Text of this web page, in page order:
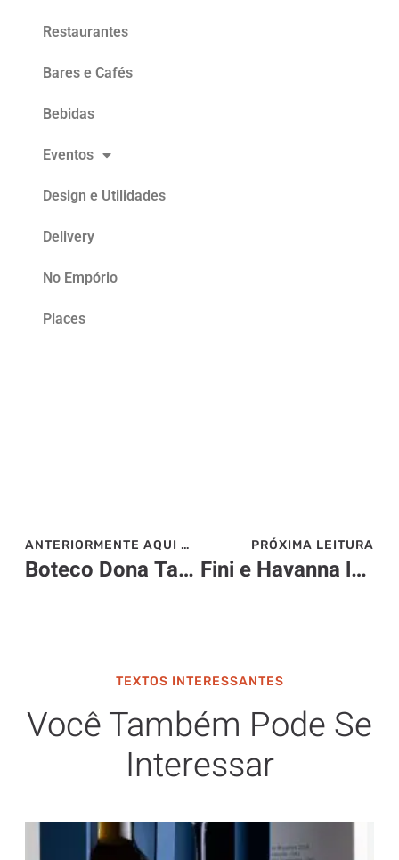
Restaurantes
Bares e Cafés
Bebidas
Eventos
Design e Utilidades
Delivery
No Empório
Places
ANTERIORMENTE AQUI NO SITE>>>
Boteco Dona Tati: consagrada casa de samba
PRÓXIMA LEITURA
Fini e Havanna lançam juntas exclusivo de ovo de Páscoa
TEXTOS INTERESSANTES
Você Também Pode Se
Interessar